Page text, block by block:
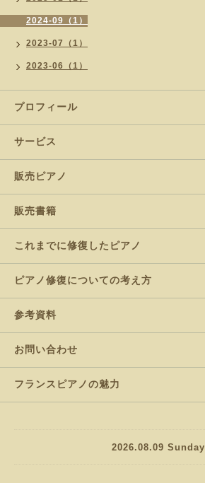
2024-09（1）
2023-07（1）
2023-06（1）
プロフィール
サービス
販売ピアノ
販売書籍
これまでに修復したピアノ
ピアノ修復についての考え方
参考資料
お問い合わせ
フランスピアノの魅力
2026.08.09 Sunday